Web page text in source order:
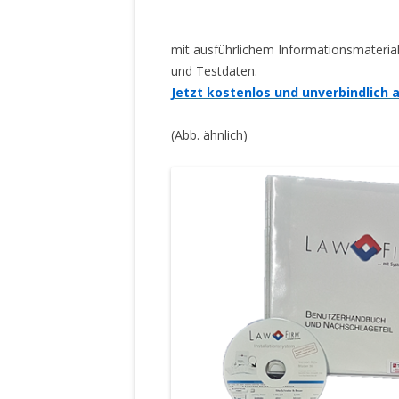
mit ausführlichem
und Testdaten.
Jetzt kostenlos und unverbindlich
(Abb. ähnlich)